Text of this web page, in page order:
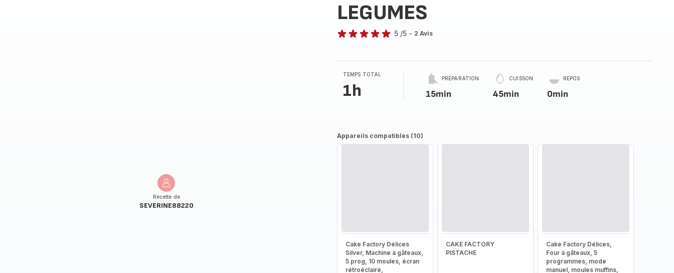
Recette de
SEVERINE88220
LEGUMES
étoiles
(moyenne)
5 /5 - 2 Avis
TEMPS TOTAL
1h
PRÉPARATION
15min
CUISSON
45min
REPOS
0min
Appareils compatibles (10)
Cake Factory Délices
Silver, Machine à gâteaux,
5 prog, 10 moules, écran
rétroéclairé,
CAKE FACTORY
PISTACHE
Cake Factory Délices,
Four à gâteaux, 5
programmes, mode
manuel, moules muffins,